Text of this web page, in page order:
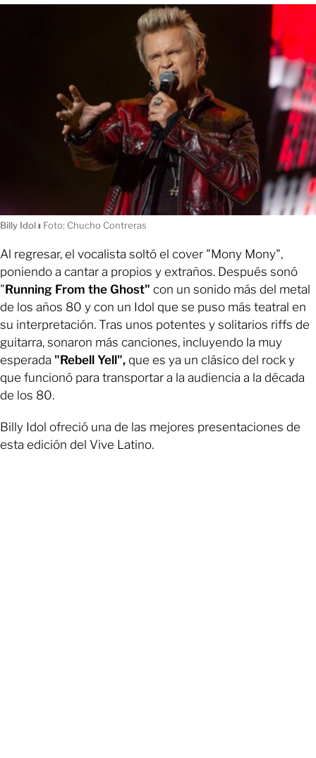
Billy Idolı Foto: Chucho Contreras
Al regresar, el vocalista soltó el cover "Mony Mony",
poniendo a cantar a propios y extraños. Después sonó
"Running From the Ghost" con un sonido más del metal
de los años 80 y con un Idol que se puso más teatral en
su interpretación. Tras unos potentes y solitarios riffs de
guitarra, sonaron más canciones, incluyendo la muy
esperada "Rebell Yell", que es ya un clásico del rock y
que funcionó para transportar a la audiencia a la década
de los 80.
Billy Idol ofreció una de las mejores presentaciones de
esta edición del Vive Latino.